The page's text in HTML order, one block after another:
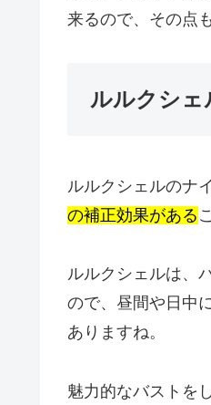
来るので、その点
ルルクシェ
ルルクシェルのナ
の補正効果がある
ルルクシェルは、
ので、昼間や日中
ありますね。
魅力的なバストを